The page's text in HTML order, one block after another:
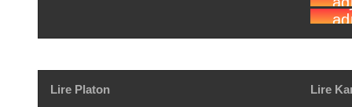
Lire Platon Lire